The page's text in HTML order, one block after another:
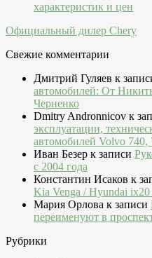
характеристик и цен
Официальный дилер Chery
Свежие комментарии
Дмитрий Гуляев к
автомобилей: От
Черненко
Dmitry Andronnicov к
эксплуатации,
автомобилей Volvo 740,
Иван Безер к записи
c 2004 года
Константин Исаков к
Kia Venga / Hyundai ix20
Мария Орлова к записи
переименуют в
Рубрики